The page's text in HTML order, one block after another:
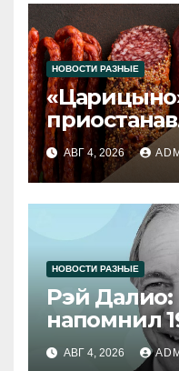
НОВОСТИ РАЗНЫЕ
продукции
АВГ 4, 2026
НОВОСТИ РАЗНЫЕ
Рэй
напомнил
АВГ 4, 2026